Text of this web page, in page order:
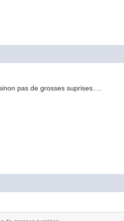
pas de grosses suprises.....